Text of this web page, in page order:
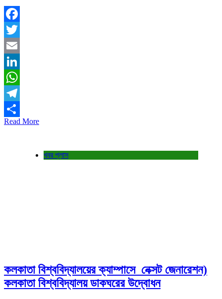
Facebook
Twitter
Email
LinkedIn
WhatsApp
Telegram
Share
Read More
খবর প্লাস
কলকাতা বিশ্ববিদ্যালয়ের ক্যাম্পাসে নেক্সট জেনারেশন)
কলকাতা বিশ্ববিদ্যালয় ডাকঘরের উদ্বোধন